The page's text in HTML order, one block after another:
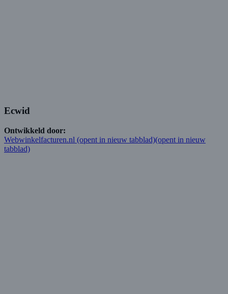
Ecwid
Ontwikkeld door:
Webwinkelfacturen.nl (opent in nieuw tabblad)(opent in nieuw
tabblad)